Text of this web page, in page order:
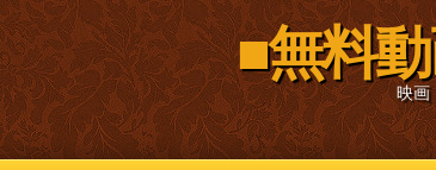
■無料
映画